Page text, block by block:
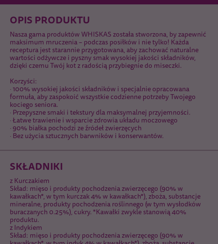
OPIS PRODUKTU
Nasza gama produktów WHISKAS została stworzona, by zapewnić
maksimum mruczenia – podczas posiłków i nie tylko! Każda
receptura jest starannie przygotowana, aby zachować naturalne
wartości odżywcze i pyszny smak wysokiej jakości składników,
dzięki czemu Twój kot z radością przybiegnie do miseczki.
Korzyści:
· 100% wysokiej jakości składników i specjalnie opracowana
formuła, aby zaspokoić wszystkie codzienne potrzeby Twojego
kociego seniora.
· Przepyszne smaki i tekstury dla maksymalnej przyjemności.
· Łatwe trawienie i wsparcie zdrowia układu moczowego
· 90% białka pochodzi ze źródeł zwierzęcych
· Bez użycia sztucznych barwników i konserwantów.
SKŁADNIKI
z Kurczakiem
Skład: mięso i produkty pochodzenia zwierzęcego (90% w
kawałkach*, w tym kurczak 4% w kawałkach*), zboża, substancje
mineralne, produkty pochodzenia roślinnego (w tym wysłodków
buraczanych 0.25%), cukry. *Kawałki zwykle stanowią 40%
produktu.
z Indykiem
Skład: mięso i produkty pochodzenia zwierzęcego (90% w